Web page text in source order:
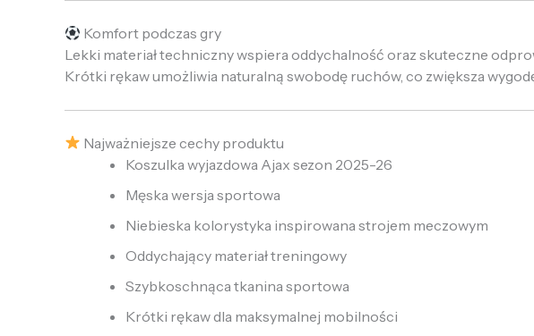
Komfort podczas gry
Lekki materiał techniczny wspiera oddychalność oraz skuteczne
Krótki rękaw umożliwia naturalną swobodę ruchów, co zwiększa
Najważniejsze cechy produktu
Koszulka wyjazdowa Ajax sezon 2025-26
Męska wersja sportowa
Niebieska kolorystyka inspirowana strojem meczowym
Oddychający materiał treningowy
Szybkoschnąca tkanina sportowa
Krótki rękaw dla maksymalnej mobilności